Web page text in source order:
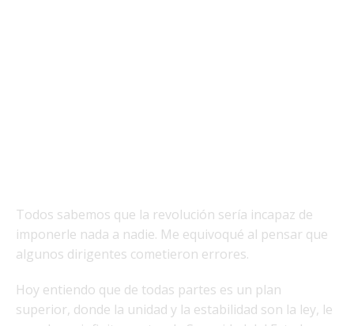
Todos sabemos que la revolución sería incapaz de
imponerle nada a nadie. Me equivoqué al pensar que
algunos dirigentes cometieron errores.
Hoy entiendo que de todas partes es un plan
superior, donde la unidad y la estabilidad son la ley, le